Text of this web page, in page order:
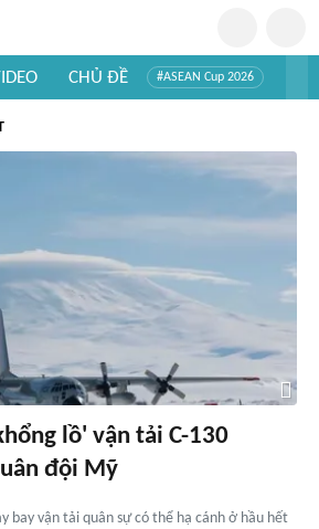
CHỦ ĐỀ #ASEAN Cup 2026
lồ' vận tải C-130
đội Mỹ
bay vận tải quân sự có thể hạ cánh ở hầu hết